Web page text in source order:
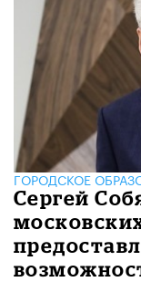
ГОРОДСКОЕ
Сергей